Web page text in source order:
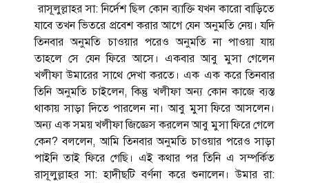
রাসূলুল্লাহর সা: নির্দেশ ছিল কোন ব্যাক্তি যখন কারো বাড়িতে
যাবে তখন ভিতরে প্রবেশ করার আগে যেন অনুমতি নেয়। যদি
তিনবার অনুমতি চাওয়ার পরেও অনুমতি না পাওয়া যায়
তাহলে সে যেন ফিরে আসে। একবার আবু মুসা গেলেন
খলীফা উমারের সাথে দেখা করতে। এক এক করে তিনবার
তিনি অনুমতি চাইলেন, কিন্তু খলীফা অন্য কোন কাজে ব্যস্ত
থাকায় সাড়া দিতে পারলেন না। আবু মুসা ফিরে আসলেন।
অন্য এক সময় খলীফা জিজ্ঞেস করলেন আবু মুসা ফিরে গেলে
কেন? বললেন, আমি তিনবার অনুমতি চাওয়ার পরেও সাড়া
পাইনি তাই ফিরে গেছি। এই কথার পর তিনি এ সম্পর্কিত
রাসূলুল্লাহর সা: হাদীছটি বর্ণনা করে শুনালেন। উমার রা: